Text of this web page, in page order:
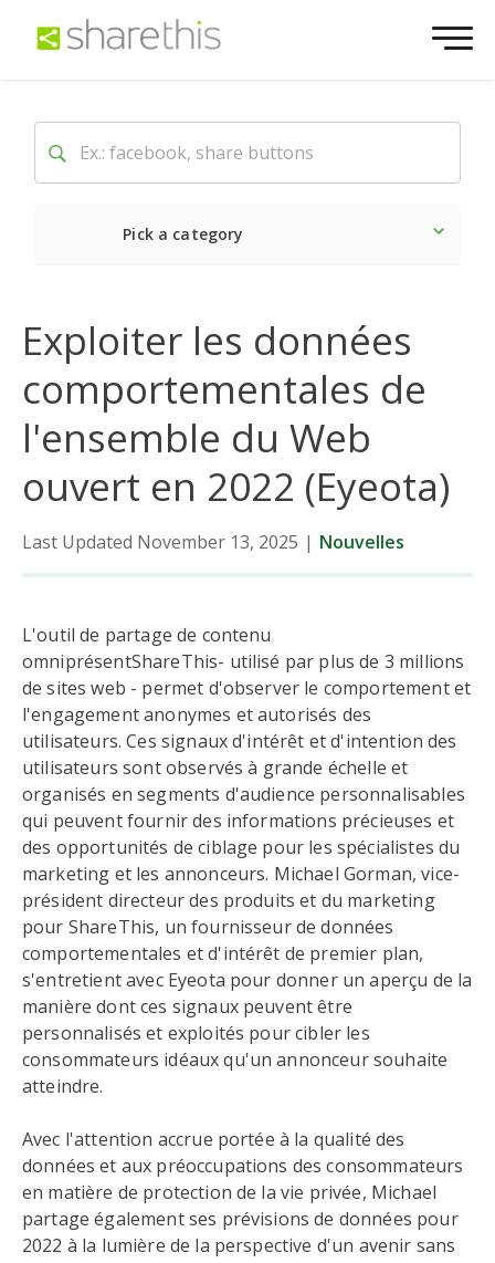
Pick a category
Exploiter les données
comportementales de
l'ensemble du Web
ouvert en 2022 (Eyeota)
Last Updated November 13, 2025 | Nouvelles
L'outil de partage de contenu
omniprésentShareThis- utilisé par plus de 3 millions
de sites web - permet d'observer le comportement et
l'engagement anonymes et autorisés des
utilisateurs. Ces signaux d'intérêt et d'intention des
utilisateurs sont observés à grande échelle et
organisés en segments d'audience personnalisables
qui peuvent fournir des informations précieuses et
des opportunités de ciblage pour les spécialistes du
marketing et les annonceurs. Michael Gorman, vice-
président directeur des produits et du marketing
pour ShareThis, un fournisseur de données
comportementales et d'intérêt de premier plan,
s'entretient avec Eyeota pour donner un aperçu de la
manière dont ces signaux peuvent être
personnalisés et exploités pour cibler les
consommateurs idéaux qu'un annonceur souhaite
atteindre.
Avec l'attention accrue portée à la qualité des
données et aux préoccupations des consommateurs
en matière de protection de la vie privée, Michael
partage également ses prévisions de données pour
2022 à la lumière de la perspective d'un avenir sans